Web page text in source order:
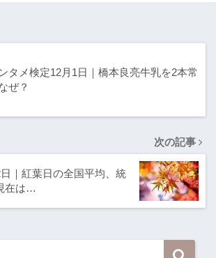
タメ検定12月1日｜橋本良亮牛乳を2本常
ぜ？
次の記事
｜紅葉日の全国平均、統
在は…